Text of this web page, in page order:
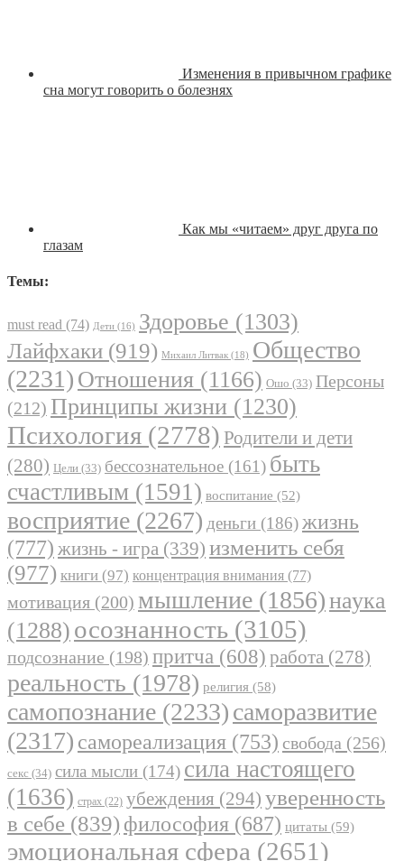
Изменения в привычном графике
сна могут говорить о болезнях
Как мы «читаем» друг друга по
глазам
Темы:
must read (74) Дети (16) Здоровье (1303)
Лайфхаки (919) Михаил Литвак (18) Общество
(2231) Отношения (1166) Ошо (33) Персоны
(212) Принципы жизни (1230)
Психология (2778) Родители и дети
(280) Цели (33) бессознательное (161) быть
счастливым (1591) воспитание (52)
восприятие (2267) деньги (186)жизнь
(777) жизнь - игра (339) изменить себя
(977) книги (97) концентрация внимания (77)
мотивация (200) мышление (1856)наука
(1288) осознанность (3105)
подсознание (198) притча (608) работа (278)
реальность (1978) религия (58)
самопознание (2233)саморазвитие
(2317) самореализация (753) свобода (256)
секс (34) сила мысли (174) сила настоящего
(1636) страх (22) убеждения (294) уверенность
в себе (839) философия (687) цитаты (59)
эмоциональная сфера (2651)